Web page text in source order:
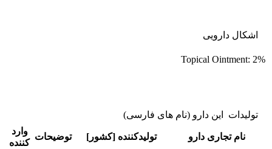
اشکال دارویی
Topical Ointment: 2%
تولیدات این دارو (نام های فارسی)
نام تجاری دارو تولیدکننده [کشور] توضیحات
وارد
کننده